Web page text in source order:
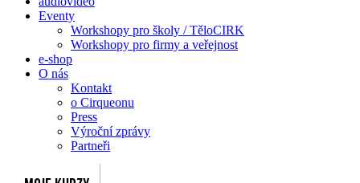
Eventy
Workshopy pro školy / TěloCIRK
Workshopy pro firmy a veřejnost
e-shop
O nás
Kontakt
o Cirqueonu
Press
Výroční zprávy
Partneři